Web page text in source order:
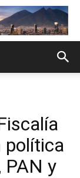
política
PAN y